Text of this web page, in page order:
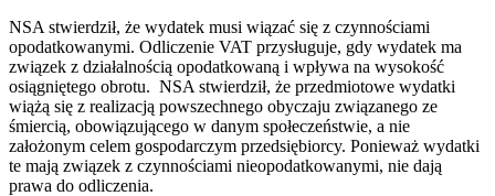
NSA stwierdził, że wydatek musi wiązać się z czynnościami
opodatkowanymi. Odliczenie VAT przysługuje, gdy wydatek ma
związek z działalnością opodatkowaną i wpływa na wysokość
osiągniętego obrotu. NSA stwierdził, że przedmiotowe wydatki
wiążą się z realizacją powszechnego obyczaju związanego ze
śmiercią, obowiązującego w danym społeczeństwie, a nie
założonym celem gospodarczym przedsiębiorcy. Ponieważ wydatki
te mają związek z czynnościami nieopodatkowanymi, nie dają
prawa do odliczenia.